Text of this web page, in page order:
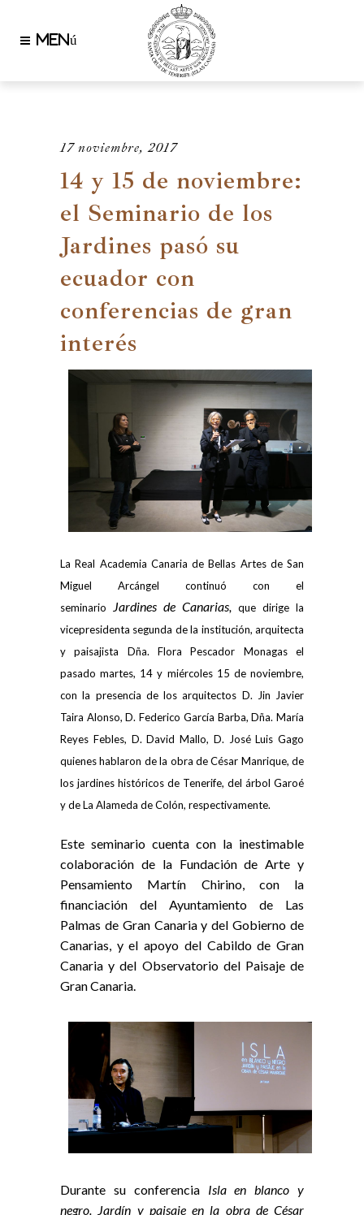
17 noviembre, 2017
14 y 15 de noviembre:
el Seminario de los
Jardines pasó su
ecuador con
conferencias de gran
interés
La Real Academia Canaria de Bellas Artes de San
Miguel Arcángel continuó con el
seminario Jardines de Canarias, que dirige la
vicepresidenta segunda de la institución, arquitecta
y paisajista Dña. Flora Pescador Monagas el
pasado martes, 14 y miércoles 15 de noviembre,
con la presencia de los arquitectos D. Jin Javier
Taira Alonso, D. Federico García Barba, Dña. María
Reyes Febles, D. David Mallo, D. José Luis Gago
quienes hablaron de la obra de César Manrique, de
los jardines históricos de Tenerife, del árbol Garoé
y de La Alameda de Colón, respectivamente.
Este seminario cuenta con la inestimable
colaboración de la Fundación de Arte y
Pensamiento Martín Chirino, con la
financiación del Ayuntamiento de Las
Palmas de Gran Canaria y del Gobierno de
Canarias, y el apoyo del Cabildo de Gran
Canaria y del Observatorio del Paisaje de
Gran Canaria.
Durante su conferencia Isla en blanco y
negro. Jardín y paisaje en la obra de César